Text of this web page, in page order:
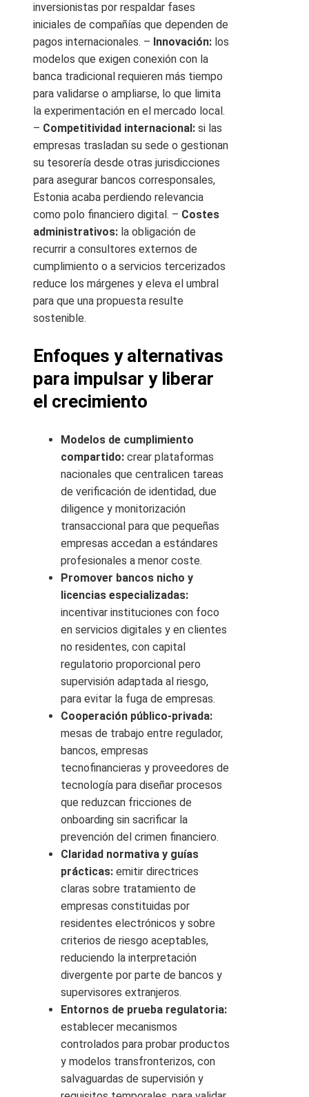
inversionistas por respaldar fases
iniciales de compañías que dependen de
pagos internacionales. – Innovación: los
modelos que exigen conexión con la
banca tradicional requieren más tiempo
para validarse o ampliarse, lo que limita
la experimentación en el mercado local.
– Competitividad internacional: si las
empresas trasladan su sede o gestionan
su tesorería desde otras jurisdicciones
para asegurar bancos corresponsales,
Estonia acaba perdiendo relevancia
como polo financiero digital. – Costes
administrativos: la obligación de
recurrir a consultores externos de
cumplimiento o a servicios tercerizados
reduce los márgenes y eleva el umbral
para que una propuesta resulte
sostenible.
Enfoques y alternativas
para impulsar y liberar
el crecimiento
Modelos de cumplimiento
compartido: crear plataformas
nacionales que centralicen tareas
de verificación de identidad, due
diligence y monitorización
transaccional para que pequeñas
empresas accedan a estándares
profesionales a menor coste.
Promover bancos nicho y
licencias especializadas:
incentivar instituciones con foco
en servicios digitales y en clientes
no residentes, con capital
regulatorio proporcional pero
supervisión adaptada al riesgo,
para evitar la fuga de empresas.
Cooperación público-privada:
mesas de trabajo entre regulador,
bancos, empresas
tecnofinancieras y proveedores de
tecnología para diseñar procesos
que reduzcan fricciones de
onboarding sin sacrificar la
prevención del crimen financiero.
Claridad normativa y guías
prácticas: emitir directrices
claras sobre tratamiento de
empresas constituidas por
residentes electrónicos y sobre
criterios de riesgo aceptables,
reduciendo la interpretación
divergente por parte de bancos y
supervisores extranjeros.
Entornos de prueba regulatoria:
establecer mecanismos
controlados para probar productos
y modelos transfronterizos, con
salvaguardas de supervisión y